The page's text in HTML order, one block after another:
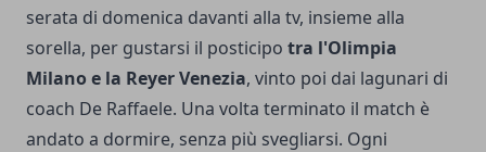
serata di domenica davanti alla tv, insieme alla
sorella, per gustarsi il posticipo tra l'Olimpia
Milano e la Reyer Venezia, vinto poi dai lagunari di
coach De Raffaele. Una volta terminato il match è
andato a dormire, senza più svegliarsi. Ogni